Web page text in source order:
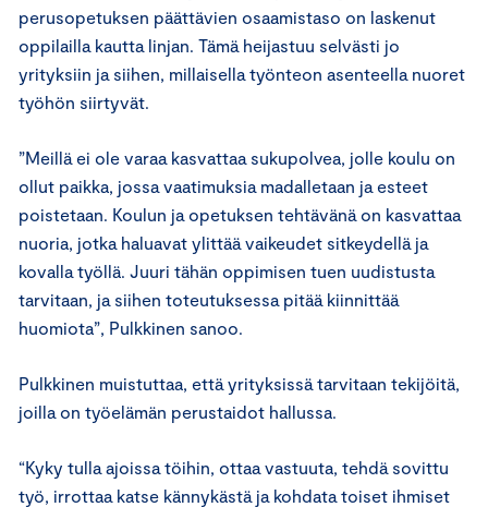
perusopetuksen päättävien osaamistaso on laskenut
oppilailla kautta linjan. Tämä heijastuu selvästi jo
yrityksiin ja siihen, millaisella työnteon asenteella nuoret
työhön siirtyvät.
”Meillä ei ole varaa kasvattaa sukupolvea, jolle koulu on
ollut paikka, jossa vaatimuksia madalletaan ja esteet
poistetaan. Koulun ja opetuksen tehtävänä on kasvattaa
nuoria, jotka haluavat ylittää vaikeudet sitkeydellä ja
kovalla työllä. Juuri tähän oppimisen tuen uudistusta
tarvitaan, ja siihen toteutuksessa pitää kiinnittää
huomiota”, Pulkkinen sanoo.
Pulkkinen muistuttaa, että yrityksissä tarvitaan tekijöitä,
joilla on työelämän perustaidot hallussa.
“Kyky tulla ajoissa töihin, ottaa vastuuta, tehdä sovittu
työ, irrottaa katse kännykästä ja kohdata toiset ihmiset